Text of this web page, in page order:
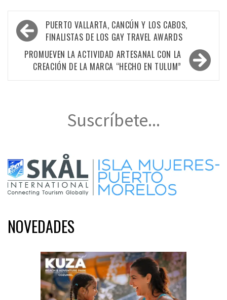
Navegación
de
entradas
PUERTO VALLARTA, CANCÚN Y LOS CABOS,
FINALISTAS DE LOS GAY TRAVEL AWARDS
PROMUEVEN LA ACTIVIDAD ARTESANAL CON LA
CREACIÓN DE LA MARCA “HECHO EN TULUM”
Suscríbete...
NOVEDADES